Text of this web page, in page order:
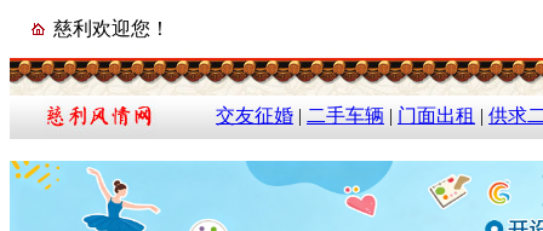
慈利欢迎您！
交友征婚 | 二手车辆 | 门面出租 | 供求